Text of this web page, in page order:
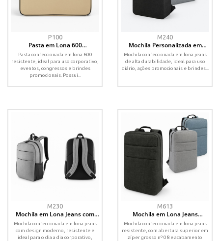
P100
Pasta em Lona 600
Personalizada com Alças de
Mão
Pasta confeccionada em lona 600
resistente, ideal para uso corporativo,
eventos, congressos e brindes
promocionais. Possui...
M240
Mochila Personalizada em
Lona Jeans com
Compartimento para Notebook
Mochila confeccionada em lona jeans
de alta durabilidade, ideal para uso
diário, ações promocionais e brindes...
M230
Mochila em Lona Jeans com
Acoplado Space e
Compartimento para Notebook
Mochila confeccionada em lona jeans
com design moderno, resistente e
ideal para o dia a dia corporativo,
M613
Mochila em Lona Jeans
Personalizada com
Compartimento para Notebook
Mochila confeccionada em lona jeans
resistente, com abertura superior em
zíper grosso nº 08 e acabamento